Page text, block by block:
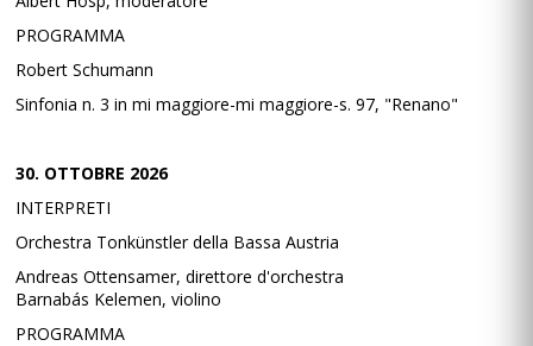
PROGRAMMA
Robert Schumann
Sinfonia n. 3 in mi maggiore-mi maggiore-s. 97, "Renano"
30. OTTOBRE 2026
INTERPRETI
Orchestra Tonkünstler della Bassa Austria
Andreas Ottensamer, direttore d'orchestra
Barnabás Kelemen, violino
PROGRAMMA